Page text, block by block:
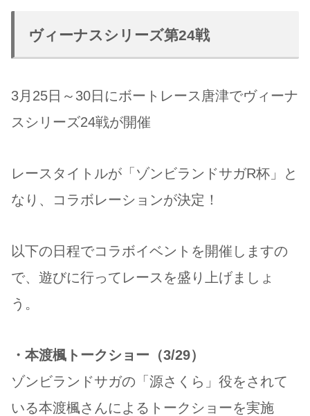
ヴィーナスシリーズ第24戦
3月25日～30日にボートレース唐津でヴィーナ
スシリーズ24戦が開催
レースタイトルが「ゾンビランドサガR杯」と
なり、コラボレーションが決定！
以下の日程でコラボイベントを開催しますの
で、遊びに行ってレースを盛り上げましょ
う。
・本渡楓トークショー（3/29）
ゾンビランドサガの「源さくら」役をされて
いる本渡楓さんによるトークショーを実施